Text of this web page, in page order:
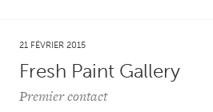
21 FÉVRIER 2015
Fresh Paint Gallery
Premier contact